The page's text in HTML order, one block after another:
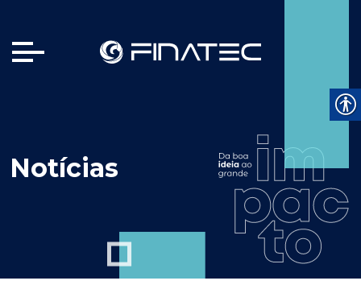
Notícias